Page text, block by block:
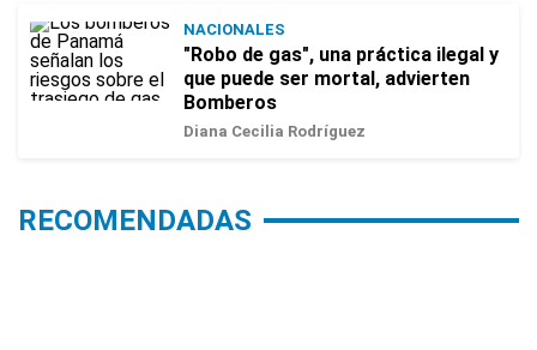
NACIONALES
"Robo de gas", una práctica ilegal y
que puede ser mortal, advierten
Bomberos
Diana Cecilia Rodríguez
RECOMENDADAS